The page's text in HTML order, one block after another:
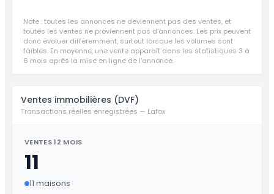
Note : toutes les annonces ne deviennent pas des ventes, et
toutes les ventes ne proviennent pas d'annonces. Les prix peuvent
donc évoluer différemment, surtout lorsque les volumes sont
faibles. En moyenne, une vente apparaît dans les statistiques 3 à
6 mois après la mise en ligne de l'annonce.
Ventes immobilières (DVF)
Transactions réelles enregistrées — Lafox
VENTES 12 MOIS
11
11 maisons